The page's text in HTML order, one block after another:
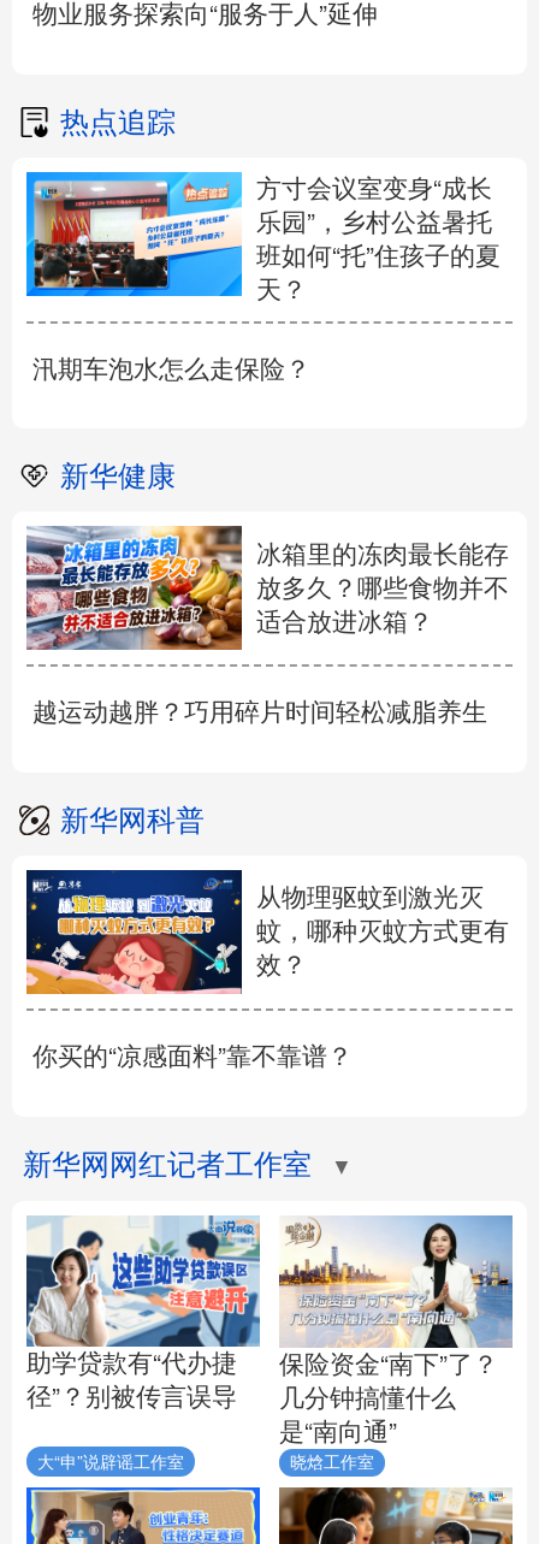
物业服务探索向“服务于人”延伸
热点追踪
方寸会议室变身“成长
乐园”，乡村公益暑托
班如何“托”住孩子的夏
天？
汛期车泡水怎么走保险？
新华健康
冰箱里的冻肉最长能存
放多久？哪些食物并不
适合放进冰箱？
越运动越胖？巧用碎片时间轻松减脂养生
新华网科普
从物理驱蚊到激光灭
蚊，哪种灭蚊方式更有
效？
你买的“凉感面料”靠不靠谱？
新华网网红记者工作室 ▼
助学贷款有“代办捷
径”？别被传言误导
大“申”说辟谣工作室
保险资金“南下”了？
几分钟搞懂什么
是“南向通”
晓焓工作室